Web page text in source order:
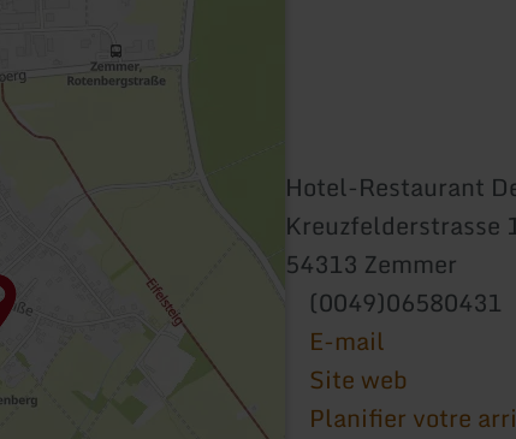
Hotel-Restaurant
Kreuzfelderstrasse
54313 Zemmer
(0049)06580431
E-mail
Site web
Planifier votre